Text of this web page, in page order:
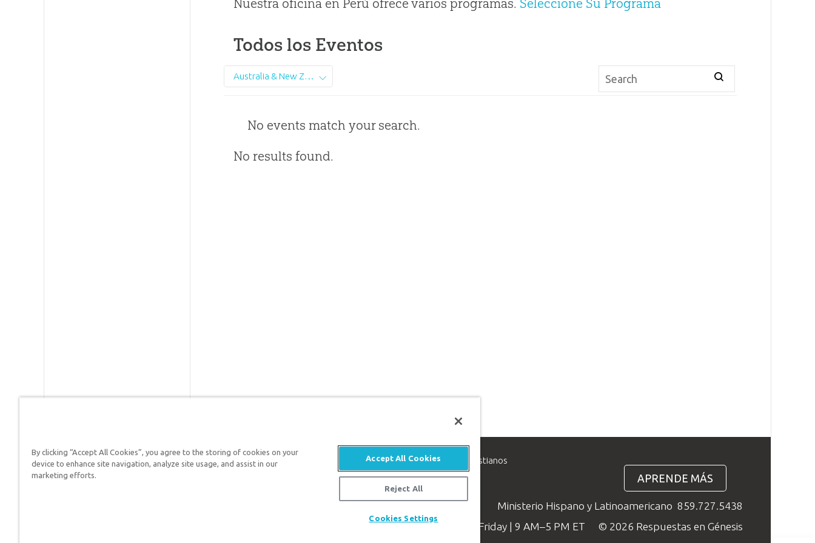
Nuestra oficina en Perú ofrece varios programas. Seleccione Su Programa
Todos los Eventos
Australia & New Zealand
No events match your search.
No results found.
Respuestas en Génesis es un ministerio de apologética, dedicado a ayudar a los cristianos
defender su fe y proclamar el evangelio de Jesucristo.
APRENDE MÁS
Ministerio Hispano y Latinoamericano 859.727.5438
Available Monday–Friday | 9 AM–5 PM ET
© 2026 Respuestas en Génesis
By clicking “Accept All Cookies”, you agree to the storing of cookies on your
device to enhance site navigation, analyze site usage, and assist in our
marketing efforts.
Accept All Cookies
Reject All
Cookies Settings